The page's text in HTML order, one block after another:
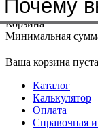
Меню+7(4912)50-
Корзина
Минимальная
Ваша корзина
Каталог
Калькулятор
Оплата
Справочная
с
Почему